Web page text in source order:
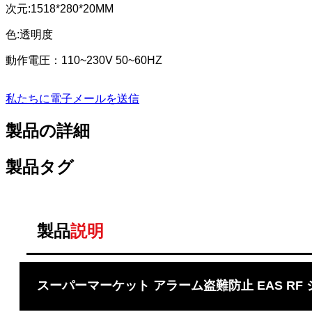
次元:1518*280*20MM
色:透明度
動作電圧：110~230V 50~60HZ
私たちに電子メールを送信
製品の詳細
製品タグ
製品説明
スーパーマーケット アラーム盗難防止 EAS RF